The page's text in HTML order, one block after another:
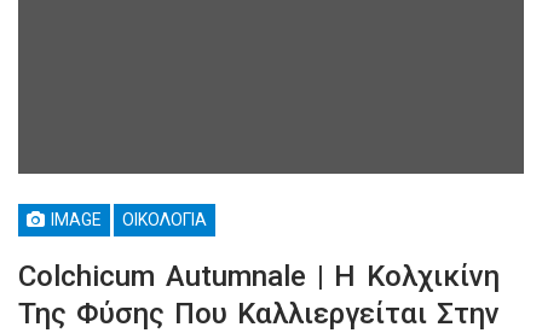
IMAGE ΟΙΚΟΛΟΓΊΑ
Colchicum Autumnale | Η Κολχικίνη
Της Φύσης Που Καλλιεργείται Στην